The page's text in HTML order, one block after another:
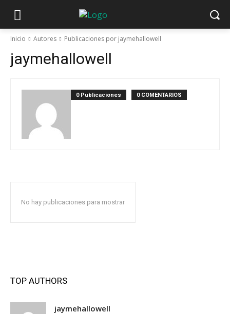
Inicio Autores Publicaciones por jaymehallowell
jaymehallowell
0 Publicaciones 0 COMENTARIOS
No hay publicaciones para mostrar
TOP AUTHORS
jaymehallowell